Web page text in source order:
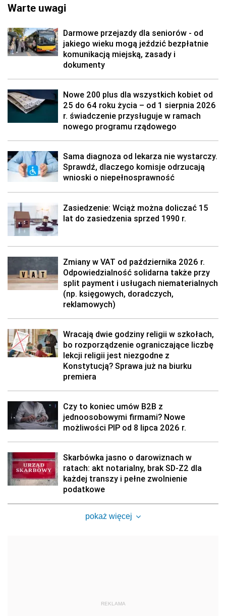
Warte uwagi
Darmowe przejazdy dla seniorów - od
jakiego wieku mogą jeździć bezpłatnie
komunikacją miejską, zasady i
dokumenty
Nowe 200 plus dla wszystkich kobiet od
25 do 64 roku życia – od 1 sierpnia 2026
r. świadczenie przysługuje w ramach
nowego programu rządowego
Sama diagnoza od lekarza nie wystarczy.
Sprawdź, dlaczego komisje odrzucają
wnioski o niepełnosprawność
Zasiedzenie: Wciąż można doliczać 15
lat do zasiedzenia sprzed 1990 r.
Zmiany w VAT od października 2026 r.
Odpowiedzialność solidarna także przy
split payment i usługach niematerialnych
(np. księgowych, doradczych,
reklamowych)
Wracają dwie godziny religii w szkołach,
bo rozporządzenie ograniczające liczbę
lekcji religii jest niezgodne z
Konstytucją? Sprawa już na biurku
premiera
Czy to koniec umów B2B z
jednoosobowymi firmami? Nowe
możliwości PIP od 8 lipca 2026 r.
Skarbówka jasno o darowiznach w
ratach: akt notarialny, brak SD-Z2 dla
każdej transzy i pełne zwolnienie
podatkowe
pokaż więcej
REKLAMA